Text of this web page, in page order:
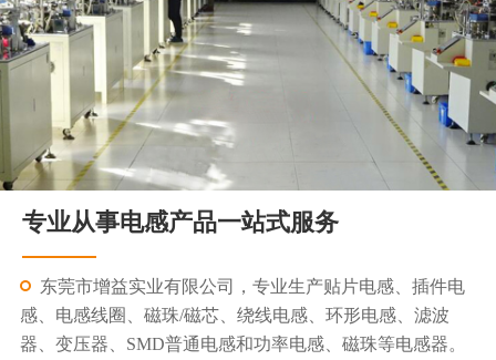
专业从事电感产品一站式服务
东莞市增益实业有限公司，专业生产贴片电感、插件电
感、电感线圈、磁珠/磁芯、绕线电感、环形电感、滤波
器、变压器、SMD普通电感和功率电感、磁珠等电感器。